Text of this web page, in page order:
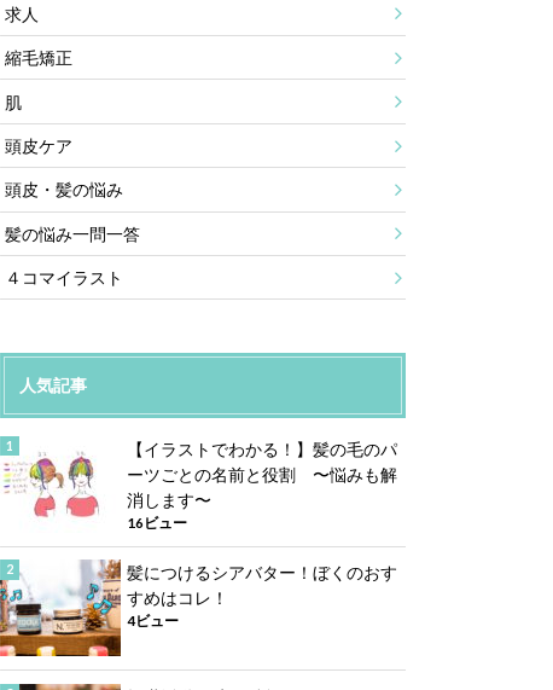
求人
縮毛矯正
肌
頭皮ケア
頭皮・髪の悩み
髪の悩み一問一答
４コマイラスト
人気記事
【イラストでわかる！】髪の毛のパ
ーツごとの名前と役割 〜悩みも解
消します〜
16ビュー
髪につけるシアバター！ぼくのおす
すめはコレ！
4ビュー